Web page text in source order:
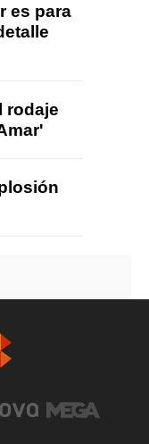
es para
rodaje